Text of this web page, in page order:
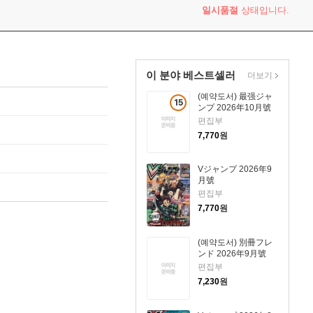
일시품절 상태입니다.
이 분야 베스트셀러
15
품
(예약도서) 最强ジャ
ンプ 2026年10月號
편집부
7,770원
Vジャンプ 2026年9
月號
편집부
7,770원
(예약도서) 別冊フレ
ンド 2026年9月號
편집부
7,230원
더보기